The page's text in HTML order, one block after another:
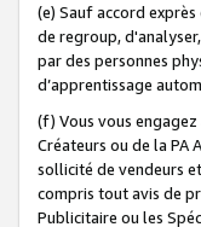
(e) Sauf accord
de regroup,
par des personnes
d’apprentissage
(f) Vous vous
Créateurs ou de la PA
sollicité de vendeurs
compris tout avis de
Publicitaire ou les